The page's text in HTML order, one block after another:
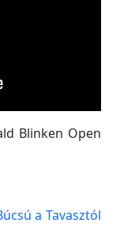
Blinken Open
a Tavasztól